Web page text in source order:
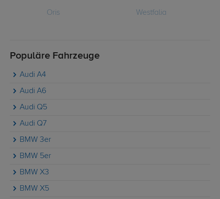
Populäre Fahrzeuge
Audi A4
Audi A6
Audi Q5
Audi Q7
BMW 3er
BMW 5er
BMW X3
BMW X5